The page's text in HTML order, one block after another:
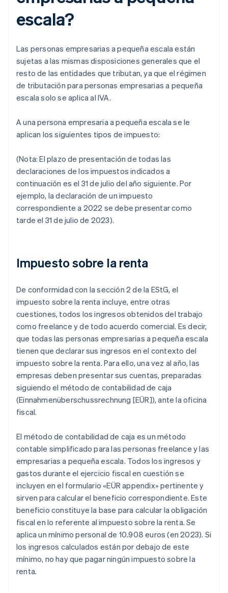
escala?
Las personas empresarias a pequeña escala están
sujetas a las mismas disposiciones generales que el
resto de las entidades que tributan, ya que el régimen
de tributación para personas empresarias a pequeña
escala solo se aplica al IVA.
A una persona empresaria a pequeña escala se le
aplican los siguientes tipos de impuesto:
(Nota: El plazo de presentación de todas las
declaraciones de los impuestos indicados a
continuación es el 31 de julio del año siguiente. Por
ejemplo, la declaración de un impuesto
correspondiente a 2022 se debe presentar como
tarde el 31 de julio de 2023).
Impuesto sobre la renta
De conformidad con la sección 2 de la EStG, el
impuesto sobre la renta incluye, entre otras
cuestiones, todos los ingresos obtenidos del trabajo
como freelance y de todo acuerdo comercial. Es decir,
que todas las personas empresarias a pequeña escala
tienen que declarar sus ingresos en el contexto del
impuesto sobre la renta. Para ello, una vez al año, las
empresas deben presentar sus cuentas, preparadas
siguiendo el método de contabilidad de caja
(Einnahmenüberschussrechnung [EÜR]), ante la oficina
fiscal.
El método de contabilidad de caja es un método
contable simplificado para las personas freelance y las
empresarias a pequeña escala. Todos los ingresos y
gastos durante el ejercicio fiscal en cuestión se
incluyen en el formulario «EÜR appendix» pertinente y
sirven para calcular el beneficio correspondiente. Este
beneficio constituye la base para calcular la obligación
fiscal en lo referente al impuesto sobre la renta. Se
aplica un mínimo personal de 10.908 euros (en 2023). Si
los ingresos calculados están por debajo de este
mínimo, no hay que pagar ningún impuesto sobre la
renta.